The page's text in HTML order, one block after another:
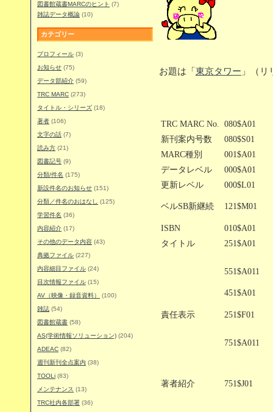
図書館蔵書MARCのヒント (7)
雑誌データ概論 (10)
カテゴリー
プロフィール (3)
お知らせ (75)
データ部紹介 (59)
TRC MARC (273)
タイトル・シリーズ (18)
著者 (106)
文字の話 (7)
読み方 (21)
図書記号 (9)
分類/件名 (175)
新設件名のお知らせ (151)
分類／件名のおはなし
(125)
学習件名 (36)
内容紹介 (17)
その他のデータ内容 (43)
典拠ファイル (227)
内容細目ファイル (24)
目次情報ファイル (15)
AV（映像・録音資料）
(100)
雑誌 (54)
図書館蔵書 (58)
AS(学術情報ソリューション) (204)
ADEAC (82)
週刊新刊全点案内 (38)
TOOLi (83)
メンテナンス (13)
TRC社内各部署 (36)
お題は「 東京タワー 」（
TRC MARC No. 080$A01
新刊案内号数
080$S01
MARC種別
001$A01
データレベル
000$A01
更新レベル
000$L01
ベルSB新継続 121$M01
ISBN
010$A01
タイトル
251$A01
551$A011
451$A01
責任表示 251$F01
751$A011
著者紹介 751$J01